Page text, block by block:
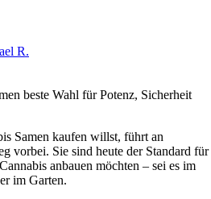
R.
Samen kaufen willst, führt an
vorbei. Sie sind heute der Standard für
anbauen möchten – sei es im
im Garten.